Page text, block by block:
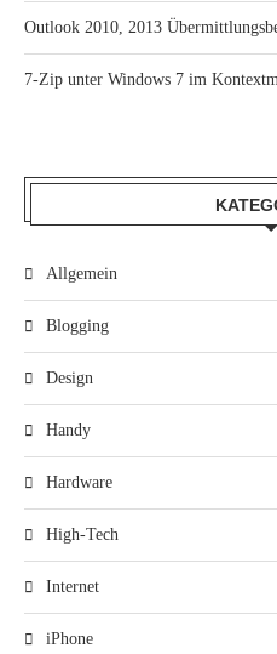
Outlook 2010, 2013
7-Zip unter Windows 7 im
Allgemein
Blogging
Design
Handy
Hardware
High-Tech
Internet
iPhone